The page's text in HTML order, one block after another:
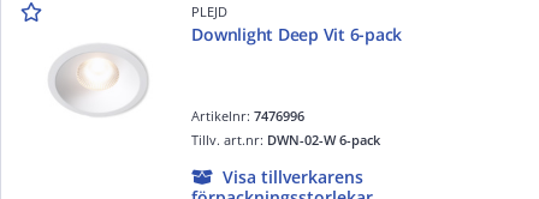
PLEJD
Downlight Deep Vit 6-pack
Artikelnr:7476996
Tillv. art.nr: DWN-02-W 6-pack
Visa tillverkarens